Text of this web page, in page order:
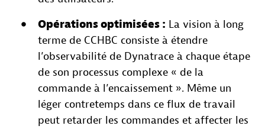
Opérations optimisées : La vision à long
terme de CCHBC consiste à étendre
l’observabilité de Dynatrace à chaque étape
de son processus complexe « de la
commande à l’encaissement ». Même un
léger contretemps dans ce flux de travail
peut retarder les commandes et affecter les